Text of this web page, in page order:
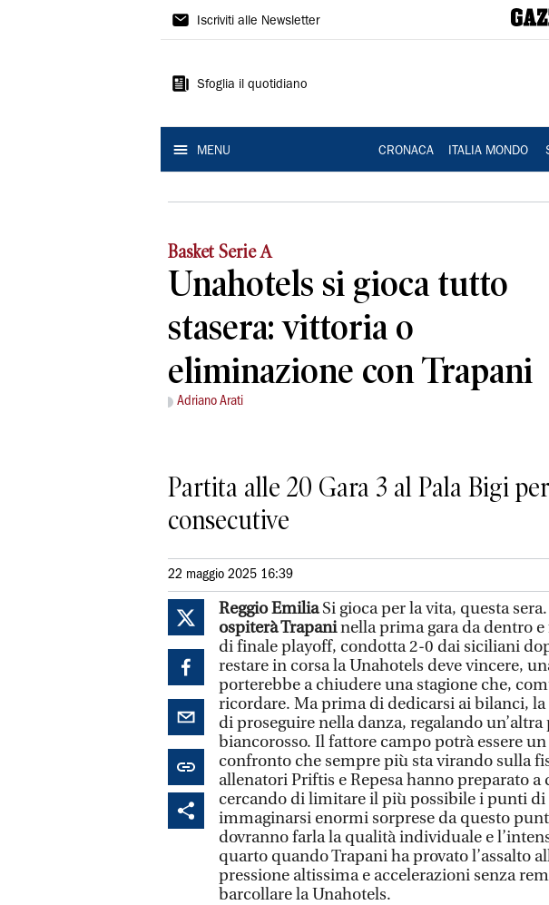
Gazzetta
Reggio
Iscriviti alle Newsletter
Sfoglia il quotidiano
MENU CRONACA ITALIA MONDO
Basket Serie A
Unahotels si gioca tutto
stasera: vittoria o
eliminazione con Trapani
Adriano Arati
Partita alle 20 Gara 3 al Pala Bigi
consecutive
22 maggio 2025 16:39
Reggio EmiliaSi gioca per la vita, questa
ospiterà Trapaninella prima gara da dentro
di finale playoff, condotta 2-0 dai siciliani
restare in corsa la Unahotels deve vincere,
porterebbe a chiudere una stagione che,
ricordare. Ma prima di dedicarsi ai bilanci,
di proseguire nella danza, regalando
biancorosso. Il fattore campo potrà essere
confronto che sempre più sta virando sulla
allenatori Priftis e Repesa hanno preparato a
cercando di limitare il più possibile i punti
immaginarsi enormi sorprese da questo
dovranno farla la qualità individuale e
quarto quando Trapani ha provato l’assalto
pressione altissima e accelerazioni senza
barcollare la Unahotels.